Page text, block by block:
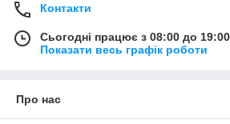
Контакти
Сьогодні працює з 08:00 до 19:00
Показати весь графік роботи
Про нас